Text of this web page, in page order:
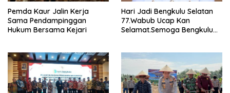
Pemda Kaur Jalin Kerja
Sama Pendampinggan
Hukum Bersama Kejari
Hari Jadi Bengkulu Selatan
77.Wabub Ucap Kan
Selamat.Semoga Bengkulu